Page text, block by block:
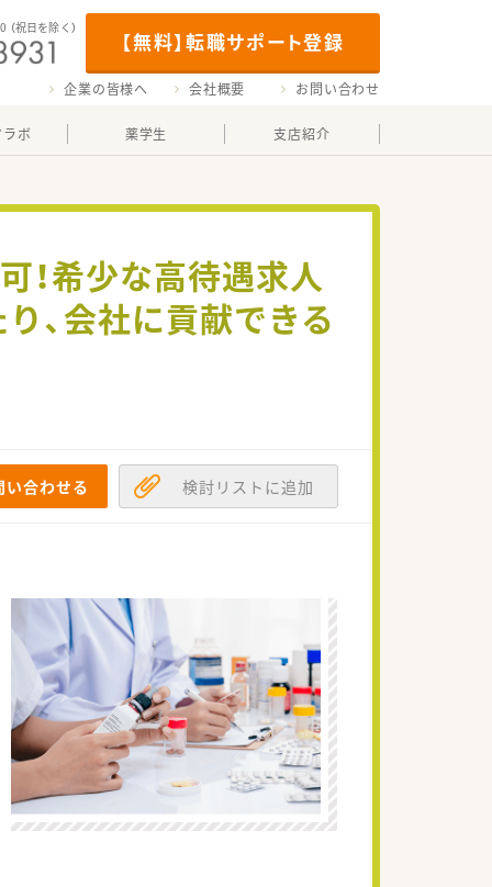
【無料】転職サポート登録
（祝日を除く）
企業の皆様へ 会社概要 お問い合わせ
ボ 薬学生 支店紹介
！希少な高待遇求人
、会社に貢献できる
合わせる 検討リストに追加